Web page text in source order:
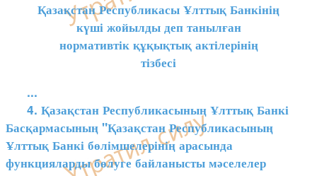
Қазақстан Республикасы Ұлттық Банкінің
күші жойылды деп танылған
нормативтік құқықтық актілерінің
тізбесі
...
4. Қазақстан Республикасының Ұлттық Банкі
Басқармасының "Қазақстан Республикасының
Ұлттық Банкі бөлімшелерінің арасында
функцияларды бөлуге байланысты мәселелер